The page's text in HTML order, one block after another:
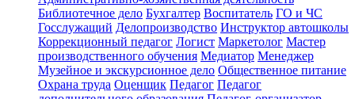
Библиотечное дело Бухгалтер Воспитатель ГО и ЧС
Госслужащий Делопроизводство Инструктор автошколы
Коррекционный педагог Логист Маркетолог Мастер
производственного обучения Медиатор Менеджер
Музейное и экскурсионное дело Общественное питание
Охрана труда Оценщик Педагог Педагог